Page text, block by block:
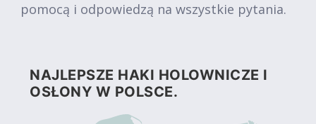
pomocą i odpowiedzą na wszystkie pytania.
NAJLEPSZE HAKI HOLOWNICZE I
OSŁONY W POLSCE.